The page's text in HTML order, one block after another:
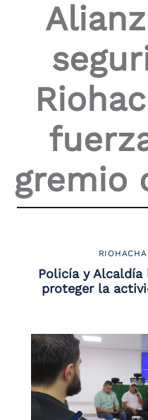
interact
withgremio
RIOHACHA
Policía y Alcaldía
proteger la